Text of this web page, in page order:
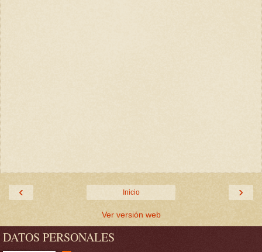
‹ ›
Inicio
Ver versión web
DATOS PERSONALES